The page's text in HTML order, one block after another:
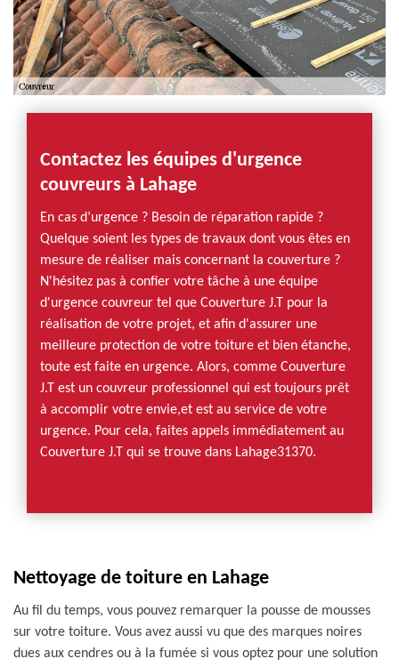
Contactez les équipes d'urgence
couvreurs à Lahage
En cas d’urgence ? Besoin de réparation rapide ?
Quelque soient les types de travaux dont vous êtes en
mesure de réaliser mais concernant la couverture ?
N'hésitez pas à confier votre tâche à une équipe
d'urgence couvreur tel que Couverture J.T pour la
réalisation de votre projet, et afin d'assurer une
meilleure protection de votre toiture et bien étanche,
toute est faite en urgence. Alors, comme Couverture
J.T est un couvreur professionnel qui est toujours prêt
à accomplir votre envie,et est au service de votre
urgence. Pour cela, faites appels immédiatement au
Couverture J.T qui se trouve dans Lahage31370.
Nettoyage de toiture en Lahage
Au fil du temps, vous pouvez remarquer la pousse de mousses
sur votre toiture. Vous avez aussi vu que des marques noires
dues aux cendres ou à la fumée si vous optez pour une solution